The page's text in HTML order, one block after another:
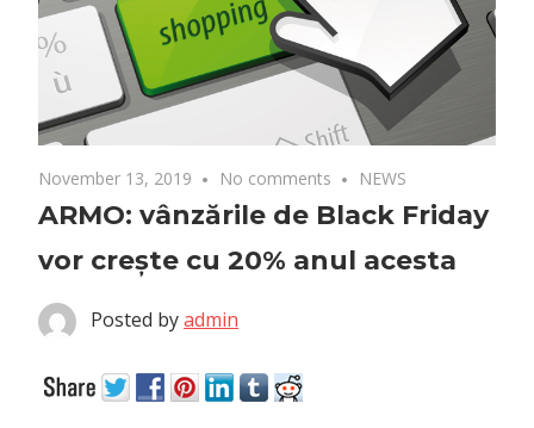
November 13, 2019 No comments NEWS
ARMO: vânzările de Black Friday
vor crește cu 20% anul acesta
Posted byadmin